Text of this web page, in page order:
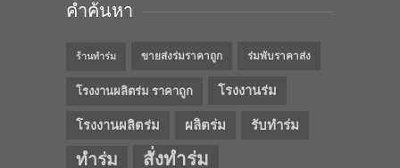
คำค้นหา
ร้านทำร่ม ขายส่งร่มราคาถูก ร่มพับราคาส่ง
โรงงานผลิตร่ม ราคาถูก โรงงานร่ม
โรงงานผลิตร่ม ผลิตร่ม รับทำร่ม
ทำร่ม สั่งทำร่ม